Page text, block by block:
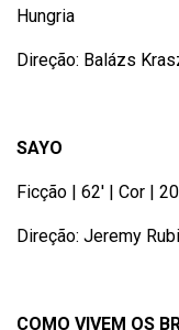
Hungria
Direção: Balázs
SAYO
Ficção | 62′ | Cor |
Direção: Jeremy
COMO VIVEM OS